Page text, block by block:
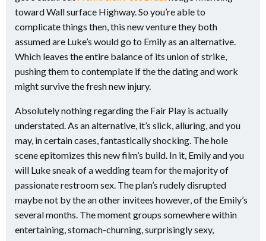
toward Wall surface Highway. So you’re able to
complicate things then, this new venture they both
assumed are Luke’s would go to Emily as an alternative.
Which leaves the entire balance of its union of strike,
pushing them to contemplate if the the dating and work
might survive the fresh new injury.
Absolutely nothing regarding the Fair Play is actually
understated. As an alternative, it’s slick, alluring, and you
may, in certain cases, fantastically shocking. The hole
scene epitomizes this new film’s build. In it, Emily and you
will Luke sneak of a wedding team for the majority of
passionate restroom sex. The plan’s rudely disrupted
maybe not by the an other invitees however, of the Emily’s
several months. The moment groups somewhere within
entertaining, stomach-churning, surprisingly sexy,